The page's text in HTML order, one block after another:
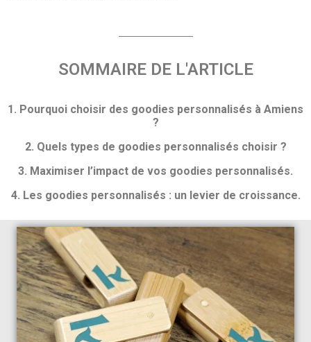
SOMMAIRE DE L'ARTICLE
1. Pourquoi choisir des goodies personnalisés à Amiens
?
2. Quels types de goodies personnalisés choisir ?
3. Maximiser l’impact de vos goodies personnalisés.
4. Les goodies personnalisés : un levier de croissance.